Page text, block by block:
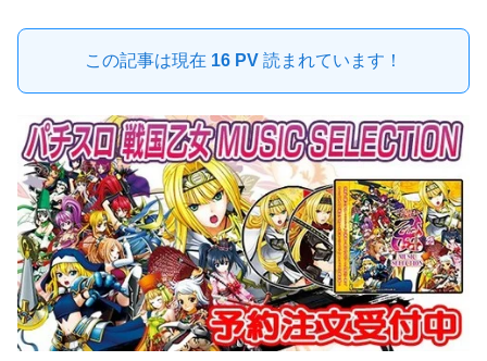
この記事は現在 16 PV 読まれています！